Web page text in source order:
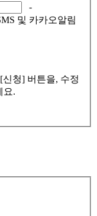
-
및 카카오알림
청] 버튼을, 수정
요.